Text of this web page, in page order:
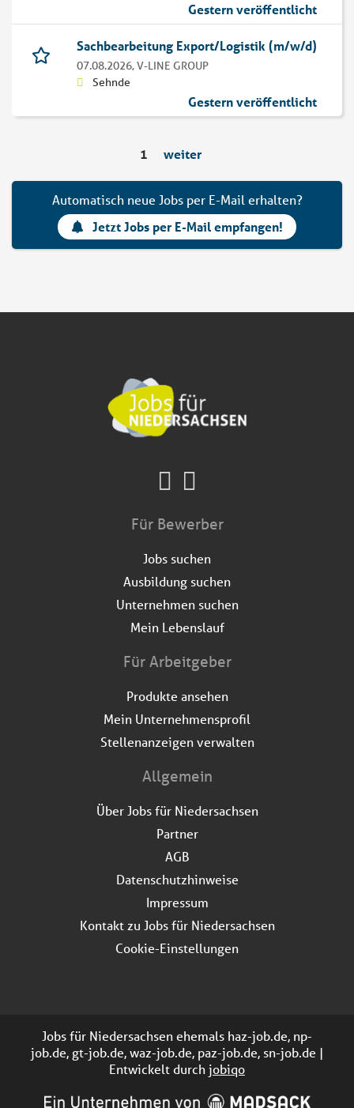
Gestern veröffentlicht
Sachbearbeitung Export/Logistik (m/w/d)
07.08.2026,V-LINE GROUP
Sehnde
Gestern veröffentlicht
1 weiter
Automatisch neue Jobs per E-Mail erhalten?
Jetzt Jobs per E-Mail empfangen!
Für Bewerber
Jobs suchen
Ausbildung suchen
Unternehmen suchen
Mein Lebenslauf
Für Arbeitgeber
Produkte ansehen
Mein Unternehmensprofil
Stellenanzeigen verwalten
Allgemein
Über Jobs für Niedersachsen
Partner
AGB
Datenschutzhinweise
Impressum
Kontakt zu Jobs für Niedersachsen
Cookie-Einstellungen
Jobs für Niedersachsen ehemals haz-job.de, np-
job.de, gt-job.de, waz-job.de, paz-job.de, sn-job.de |
Entwickelt durchjobiqo